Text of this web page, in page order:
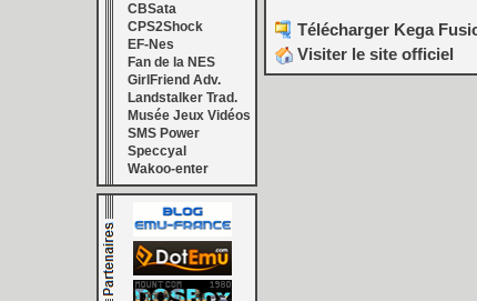
CBSata
CPS2Shock
EF-Nes
Fan de la NES
GirlFriend Adv.
Landstalker Trad.
Musée Jeux Vidéos
SMS Power
Speccyal
Wakoo-enter
Télécharger Kega
Visiter le site officiel